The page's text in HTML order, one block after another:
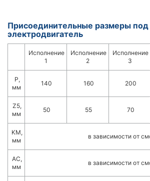
Присоединительные размеры под
электродвигатель
Исполнение
1
Исполнение
2
Исполнение
3
Р,
мм
140 160 200
Z5,
мм
50 55 70
KM,
мм
в зависимости от
АС,
мм
в зависимости от